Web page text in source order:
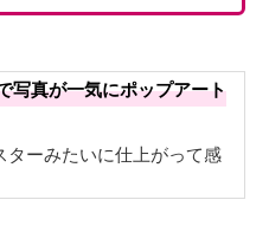
写真が一気にポップアート
ターみたいに仕上がって感